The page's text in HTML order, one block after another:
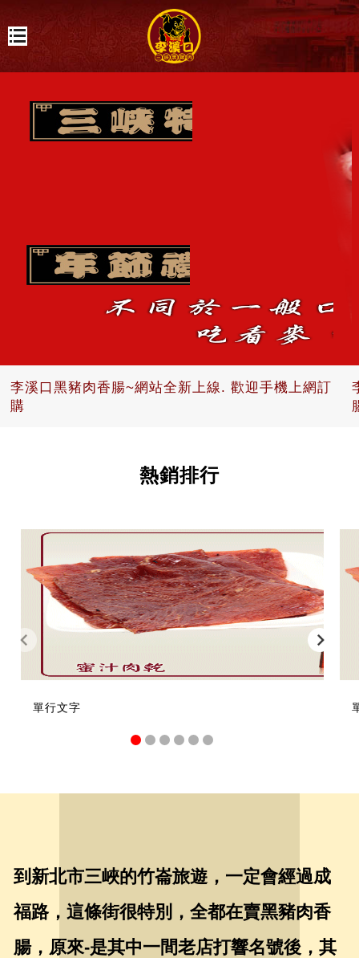
李溪口黑豬肉香腸~ 三峽成福竹崙在地知名老店.香
腸.肉鬆.烤肉片 口味多元歡迎訂購
單行文字
熱銷排行
到新北市三峽的竹崙旅遊，一定會經過成
福路，這條街很特別，全都在賣黑豬肉香
腸，原來-是其中一間老店打響名號後，其